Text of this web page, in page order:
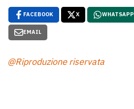
FACEBOOK X WHATSAPP
EMAIL
@Riproduzione riservata